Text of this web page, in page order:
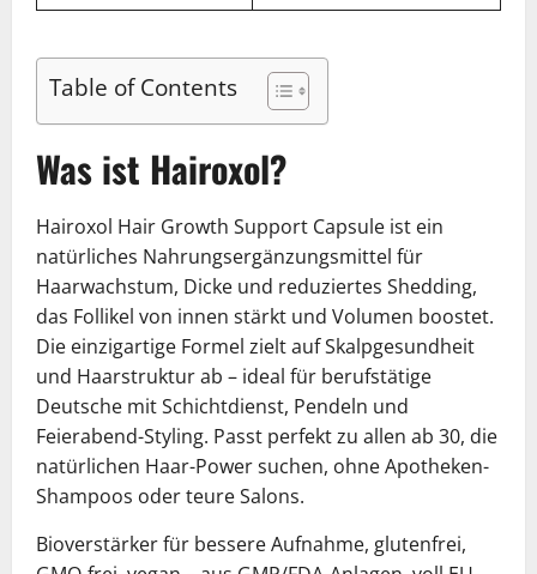
Table of Contents
Was ist Hairoxol?
Hairoxol Hair Growth Support Capsule ist ein
natürliches Nahrungsergänzungsmittel für
Haarwachstum, Dicke und reduziertes Shedding,
das Follikel von innen stärkt und Volumen boostet.
Die einzigartige Formel zielt auf Skalpgesundheit
und Haarstruktur ab – ideal für berufstätige
Deutsche mit Schichtdienst, Pendeln und
Feierabend-Styling. Passt perfekt zu allen ab 30, die
natürlichen Haar-Power suchen, ohne Apotheken-
Shampoos oder teure Salons.
Bioverstärker für bessere Aufnahme, glutenfrei,